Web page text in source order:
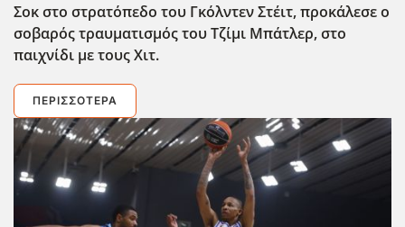
Σοκ στο στρατόπεδο του Γκόλντεν Στέιτ, προκάλεσε ο
σοβαρός τραυματισμός του Τζίμι Μπάτλερ, στο
παιχνίδι με τους Χιτ.
ΠΕΡΙΣΣΌΤΕΡΑ